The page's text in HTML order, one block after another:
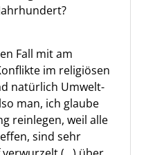
Fall mit am
im religiösen
natürlich Umwelt-
man, ich glaube
reinlegen, weil alle
sind sehr